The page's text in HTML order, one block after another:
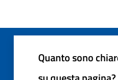
Quanto sono